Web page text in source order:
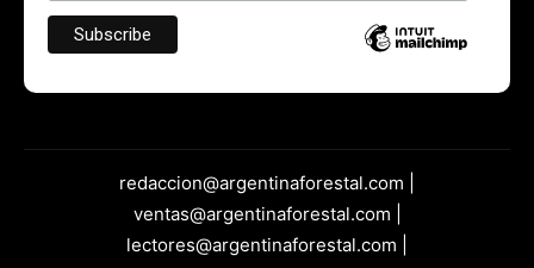
redaccion@argentinaforestal.com |
ventas@argentinaforestal.com |
lectores@argentinaforestal.com |